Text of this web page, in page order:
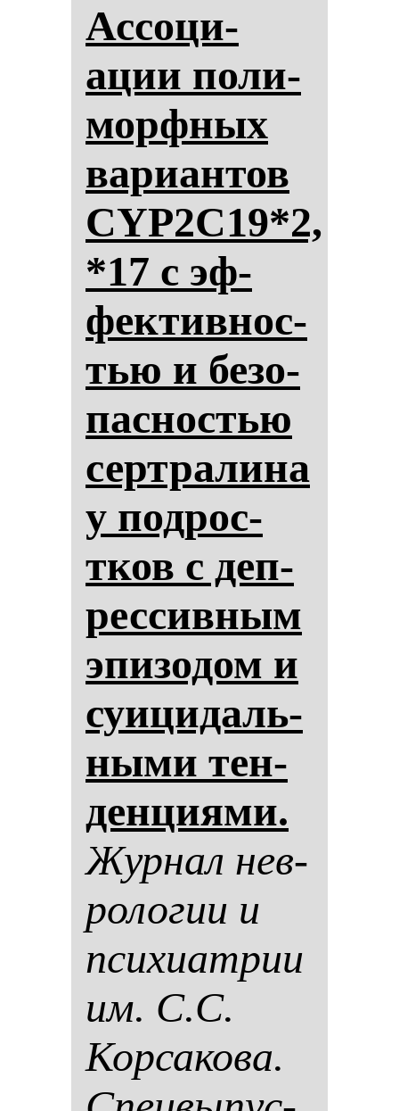
Ас­со­ци­
ации по­ли­
мор­фных
ва­ри­ан­тов
CYP2C19*2,
*17 с эф­
фек­тив­нос­
тью и бе­зо­
пас­нос­тью
сер­тра­ли­на
у под­рос­
тков с деп­
рес­сив­ным
эпи­зо­дом и
су­ици­даль­
ны­ми тен­
ден­ци­ями.
Жур­нал нев­
ро­ло­гии и
пси­хи­ат­рии
им. С.С.
Кор­са­ко­ва.